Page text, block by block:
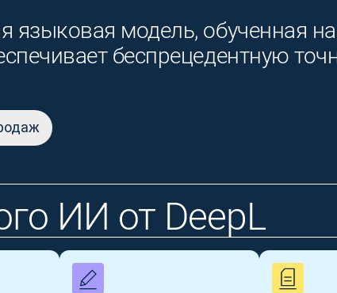
модель, обученная
беспрецедентную
ИИ от DeepL